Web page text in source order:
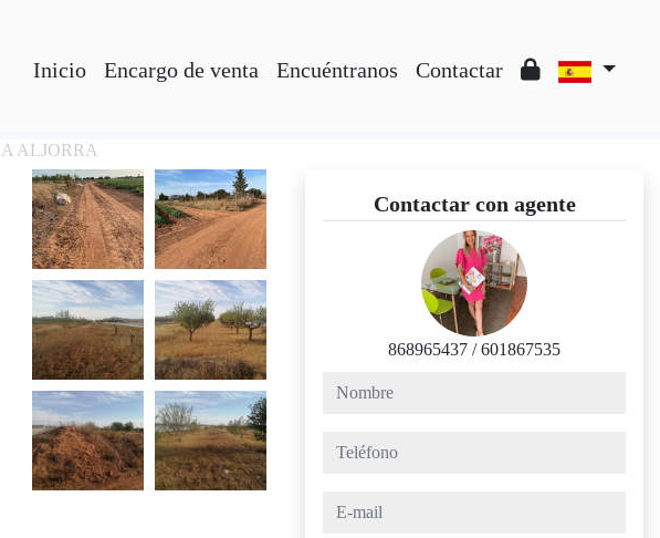
Inicio Encargo de venta Encuéntranos Contactar
ALJORRA
Contactar con agente
868965437 /601867535
nombre
teléfono
e-mail